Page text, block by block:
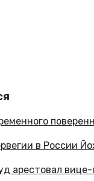
в России